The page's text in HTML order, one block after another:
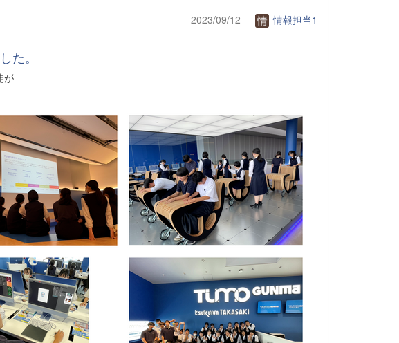
2023/09/12 情報担当1
た。
が